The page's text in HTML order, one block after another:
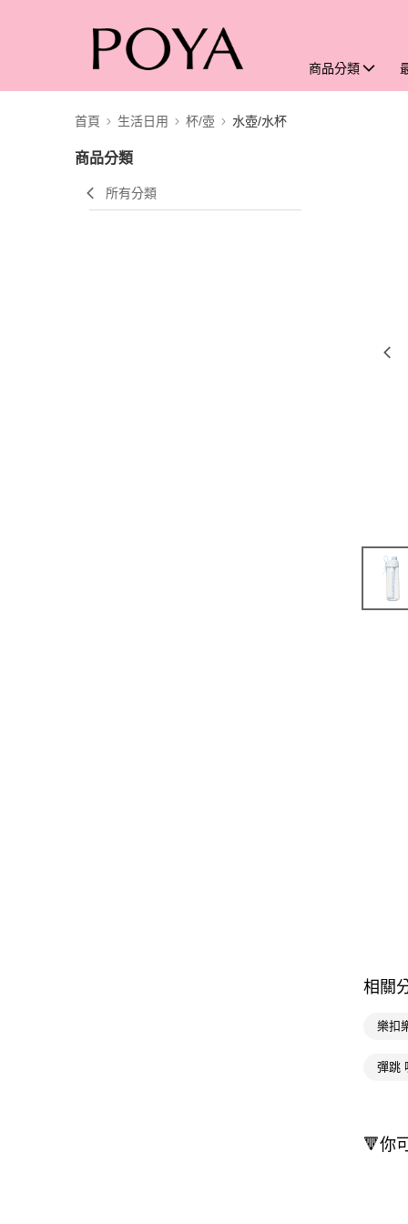
商品分類
首頁 生活日用 杯/壺 水壺/水杯
商品分類
所有分類
相關
樂扣
彈跳
🔻你